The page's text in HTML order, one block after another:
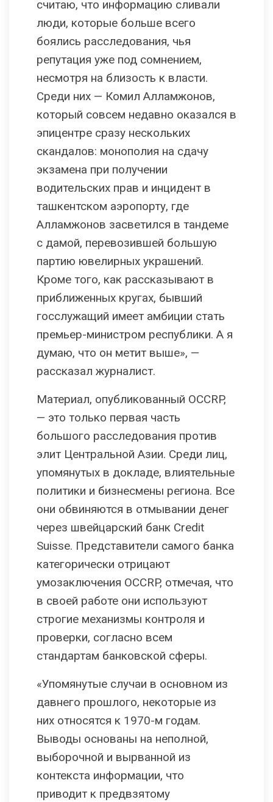
считаю, что информацию сливали
люди, которые больше всего
боялись расследования, чья
репутация уже под сомнением,
несмотря на близость к власти.
Среди них — Комил Алламжонов,
который совсем недавно оказался в
эпицентре сразу нескольких
скандалов: монополия на сдачу
экзамена при получении
водительских прав и инцидент в
ташкентском аэропорту, где
Алламжонов засветился в тандеме
с дамой, перевозившей большую
партию ювелирных украшений.
Кроме того, как рассказывают в
приближенных кругах, бывший
госслужащий имеет амбиции стать
премьер-министром республики. А я
думаю, что он метит выше», —
рассказал журналист.
Материал, опубликованный OCCRP,
— это только первая часть
большого расследования против
элит Центральной Азии. Среди лиц,
упомянутых в докладе, влиятельные
политики и бизнесмены региона. Все
они обвиняются в отмывании денег
через швейцарский банк Credit
Suisse. Представители самого банка
категорически отрицают
умозаключения OCCRP, отмечая, что
в своей работе они используют
строгие механизмы контроля и
проверки, согласно всем
стандартам банковской сферы.
«Упомянутые случаи в основном из
давнего прошлого, некоторые из
них относятся к 1970-м годам.
Выводы основаны на неполной,
выборочной и вырванной из
контекста информации, что
приводит к предвзятому